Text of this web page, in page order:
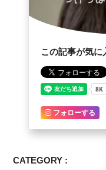
この記事が気に
フォローする
CATEGORY :